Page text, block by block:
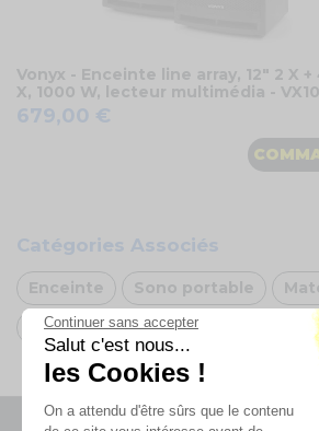
Continuer sans accepter
Salut c'est nous...
les Cookies !
On a attendu d'être sûrs que le contenu
Vonyx - Enceinte line array, 12" 2 X +
X, 1000 W, lecteur multimédia -
679,00 €
Catégories Associés
Enceinte Sono portable
Oh FX